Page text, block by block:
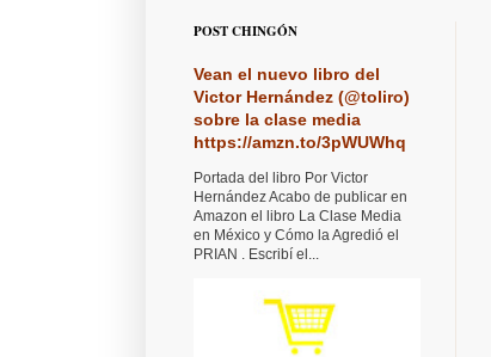
POST CHINGÓN
Vean el nuevo libro del
Victor Hernández (@toliro)
sobre la clase media
https://amzn.to/3pWUWhq
Portada del libro Por Victor
Hernández Acabo de publicar en
Amazon el libro La Clase Media
en México y Cómo la Agredió el
PRIAN . Escribí el...